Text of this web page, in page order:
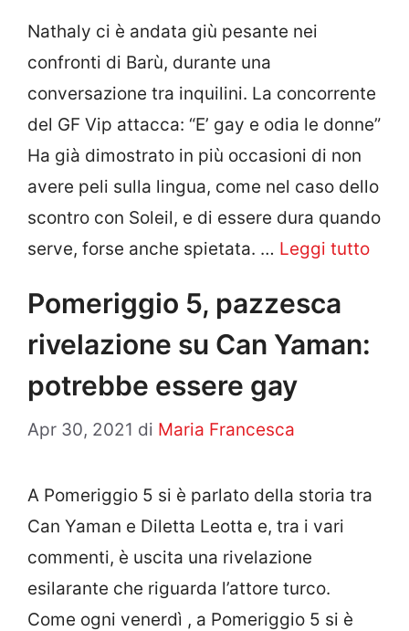
Nathaly ci è andata giù pesante nei
confronti di Barù, durante una
conversazione tra inquilini. La concorrente
del GF Vip attacca: “E’ gay e odia le donne”
Ha già dimostrato in più occasioni di non
avere peli sulla lingua, come nel caso dello
scontro con Soleil, e di essere dura quando
serve, forse anche spietata. … Leggi tutto
Pomeriggio 5, pazzesca
rivelazione su Can Yaman:
potrebbe essere gay
Apr 30, 2021 di Maria Francesca
A Pomeriggio 5 si è parlato della storia tra
Can Yaman e Diletta Leotta e, tra i vari
commenti, è uscita una rivelazione
esilarante che riguarda l’attore turco.
Come ogni venerdì , a Pomeriggio 5 si è